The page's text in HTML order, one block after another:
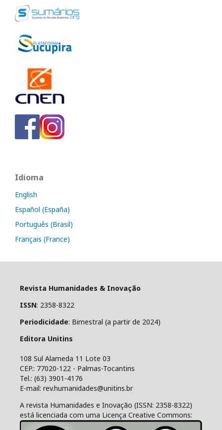
Idioma
English
Español (España)
Português (Brasil)
Français (France)
Revista Humanidades & Inovação
ISSN: 2358-8322
Periodicidade: Bimestral (a partir de 2024)
Editora Unitins
108 Sul Alameda 11 Lote 03
CEP.: 77020-122 - Palmas-Tocantins
Tel.: (63) 3901-4176
E-mail: rev.humanidades@unitins.br
A revista Humanidades e Inovação (ISSN: 2358-8322)
está licenciada com uma Licença Creative Commons: